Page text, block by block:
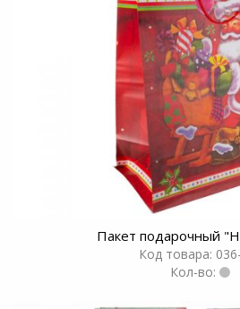
Пакет подарочный
Код товара:
Кол-во: